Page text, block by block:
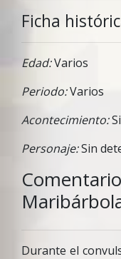
Ficha
Edad:Varios
Periodo:Varios
Acontecimiento:
Personaje:Sin
Durante el